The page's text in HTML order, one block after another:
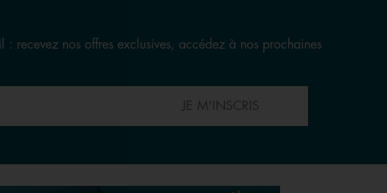
: recevez nos offres exclusives, accédez à nos prochaines
JE M'INSCRIS